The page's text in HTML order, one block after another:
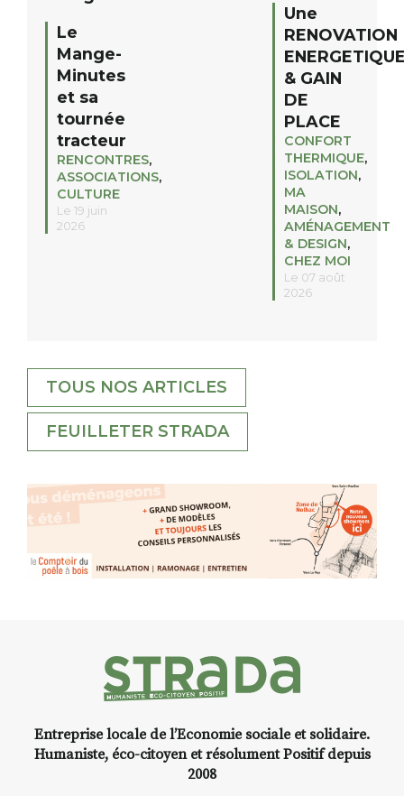
Le
Mange-
Minutes
et sa
tournée
tracteur
RENCONTRES,
ASSOCIATIONS,
CULTURE
Le 19 juin
2026
Une
RENOVATION
& GAIN
DE
PLACE
CONFORT
THERMIQUE,
ISOLATION,
MA
MAISON,
AMÉNAGEMENT
& DESIGN,
CHEZ MOI
Le 07 août
2026
TOUS NOS ARTICLES
FEUILLETER STRADA
Entreprise locale de l’Economie sociale et solidaire.
Humaniste, éco-citoyen et résolument Positif depuis
2008